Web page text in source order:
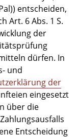
entscheiden,
Art. 6 Abs. 1 S.
der
dürfen. In
und
der
eingesetzt
über die
Entscheidung